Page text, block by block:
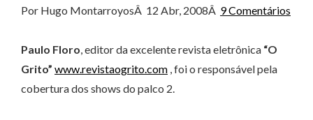
Por Hugo MontarroyosÂ 12 Abr, 2008Â 9 Comentários
Paulo Floro, editor da excelente revista eletrônica “O
Grito” www.revistaogrito.com , foi o responsável pela
cobertura dos shows do palco 2.